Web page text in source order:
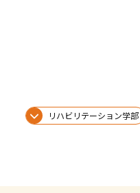
リハビリテーション学部